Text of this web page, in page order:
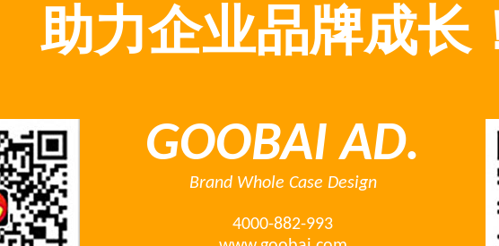
助力企业品牌成长
GOOBAI AD.
Brand Whole Case Design
4000-882-993